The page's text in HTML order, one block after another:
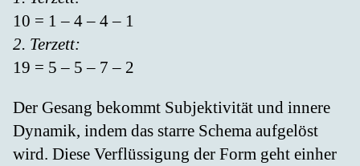
10 = 1 – 4 – 4 – 1
2. Terzett:
19 = 5 – 5 – 7 – 2
Der Gesang bekommt Subjektivität und innere
Dynamik, indem das starre Schema aufgelöst
wird. Diese Verflüssigung der Form geht einher